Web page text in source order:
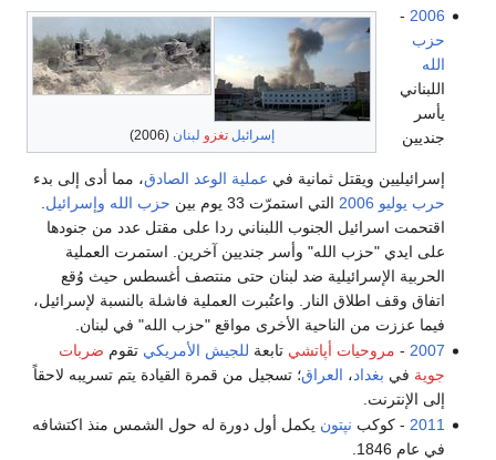
إسرائيل تغزو لبنان (2006)
2006
-
حزب
الله
اللبناني
يأسر
جنديين
إسرائيليين ويقتل ثمانية في عملية الوعد الصادق، مما أدى إلى بدء
حرب يوليو 2006
التي استمرّت 33 يوم بين حزب الله وإسرائيل
اقتحمت اسرائيل الجنوب اللبناني ردا على مقتل عدد من جنودها
على ايدي "حزب الله" وأسر جنديين آخرين. استمرت العملية
الحربية الإسرائيلية ضد لبنان حتى منتصف أغسطس حيث وُقع
اتفاق وقف اطلاق النار. واعتُبرت العملية فاشلة بالنسبة لإسرائيل،
فيما عززت من الناحية الأخرى مواقع "حزب الله" في لبنان.
2007
- مروحيات أپاتشي تابعة للجيش الأمريكي تقوم ضربات
جوية في بغداد، العراق؛ تسجيل من قمرة القيادة يتم تسريبه لاحقاً
إلى الإنترنت.
2011 - كوكب نپتون يكمل أول دورة له حول الشمس منذ اكتشافه
في عام 1846.